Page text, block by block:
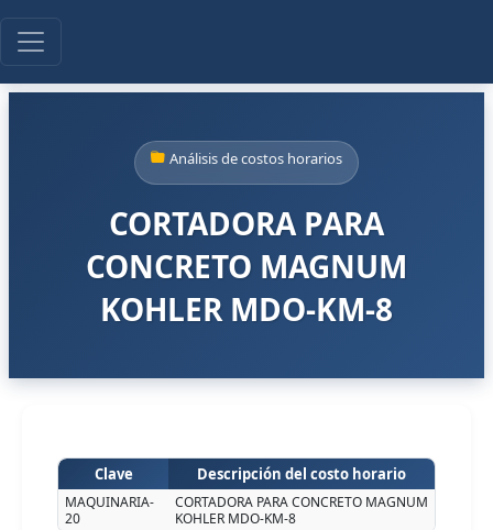
Análisis de costos horarios
CORTADORA PARA
CONCRETO MAGNUM
KOHLER MDO-KM-8
Clave Descripción del costo horario
MAQUINARIA-
20
CORTADORA PARA CONCRETO MAGNUM
KOHLER MDO-KM-8